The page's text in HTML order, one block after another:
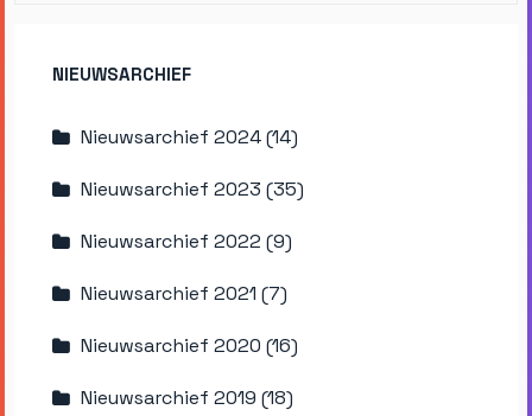
NIEUWSARCHIEF
Nieuwsarchief 2024 (14)
Nieuwsarchief 2023 (35)
Nieuwsarchief 2022 (9)
Nieuwsarchief 2021 (7)
Nieuwsarchief 2020 (16)
Nieuwsarchief 2019 (18)